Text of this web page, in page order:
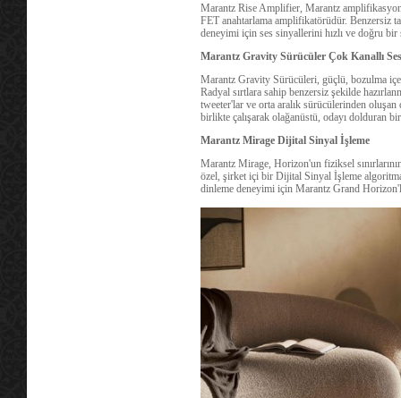
Marantz Rise Amplifier, Marantz
FET anahtarlama amplifikatörüdür. Benzersiz
deneyimi için ses sinyallerini hızlı ve doğru bir
Marantz Gravity Sürücüler Çok Kanallı Ses
Marantz Gravity Sürücüleri, güçlü, bozulma
Radyal sırtlara sahip benzersiz şekilde
tweeter'lar ve orta aralık sürücülerinden
birlikte çalışarak olağanüstü, odayı dolduran bir
Marantz Mirage Dijital Sinyal İşleme
Marantz Mirage, Horizon'un fiziksel
özel, şirket içi bir Dijital Sinyal İşleme
dinleme deneyimi için Marantz Grand